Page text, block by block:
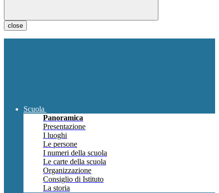
close
Scuola
Panoramica
Presentazione
I luoghi
Le persone
I numeri della scuola
Le carte della scuola
Organizzazione
Consiglio di Istituto
La storia